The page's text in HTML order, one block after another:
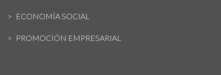
ECONOMÍA SOCIAL
PROMOCIÓN EMPRESARIAL